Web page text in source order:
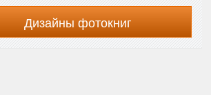
Дизайны фотокниг